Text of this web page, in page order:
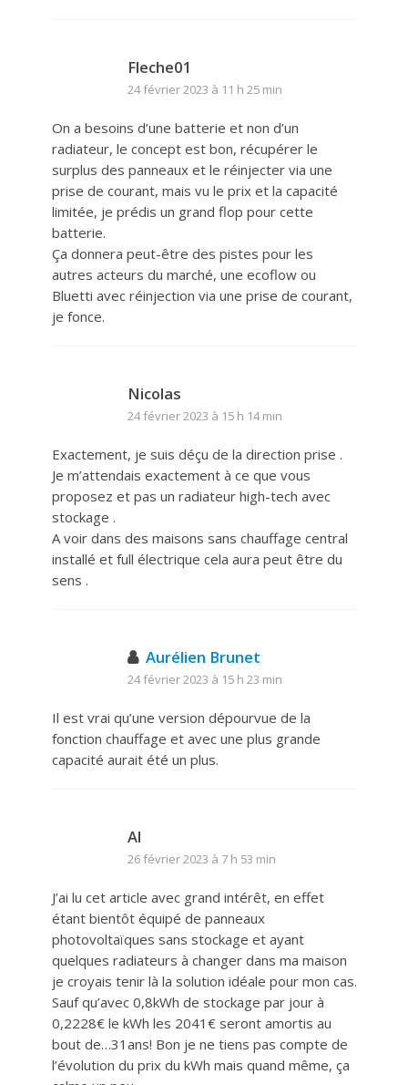
Fleche01
24 février 2023 à 11 h 25 min
On a besoins d’une batterie et non d’un
radiateur, le concept est bon, récupérer le
surplus des panneaux et le réinjecter via une
prise de courant, mais vu le prix et la capacité
limitée, je prédis un grand flop pour cette
batterie.
Ça donnera peut-être des pistes pour les
autres acteurs du marché, une ecoflow ou
Bluetti avec réinjection via une prise de courant,
je fonce.
Nicolas
24 février 2023 à 15 h 14 min
Exactement, je suis déçu de la direction prise .
Je m’attendais exactement à ce que vous
proposez et pas un radiateur high-tech avec
stockage .
A voir dans des maisons sans chauffage central
installé et full électrique cela aura peut être du
sens .
Aurélien Brunet
24 février 2023 à 15 h 23 min
Il est vrai qu’une version dépourvue de la
fonction chauffage et avec une plus grande
capacité aurait été un plus.
Al
26 février 2023 à 7 h 53 min
J’ai lu cet article avec grand intérêt, en effet
étant bientôt équipé de panneaux
photovoltaïques sans stockage et ayant
quelques radiateurs à changer dans ma maison
je croyais tenir là la solution idéale pour mon cas.
Sauf qu’avec 0,8kWh de stockage par jour à
0,2228€ le kWh les 2041€ seront amortis au
bout de…31ans! Bon je ne tiens pas compte de
l’évolution du prix du kWh mais quand même, ça